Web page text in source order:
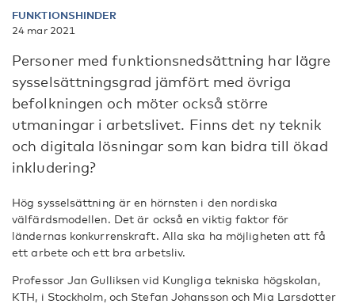
FUNKTIONSHINDER
24 mar 2021
Personer med funktionsnedsättning har lägre
sysselsättningsgrad jämfört med övriga
befolkningen och möter också större
utmaningar i arbetslivet. Finns det ny teknik
och digitala lösningar som kan bidra till ökad
inkludering?
Hög sysselsättning är en hörnsten i den nordiska
välfärdsmodellen. Det är också en viktig faktor för
ländernas konkurrenskraft. Alla ska ha möjligheten att få
ett arbete och ett bra arbetsliv.
Professor Jan Gulliksen vid Kungliga tekniska högskolan,
KTH, i Stockholm, och Stefan Johansson och Mia Larsdotter